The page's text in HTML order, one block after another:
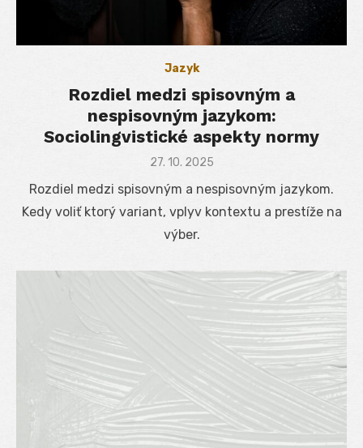
Jazyk
Rozdiel medzi spisovným a
nespisovným jazykom:
Sociolingvistické aspekty normy
Posted
27. 10. 2025
Rozdiel medzi spisovným a nespisovným jazykom.
Kedy voliť ktorý variant, vplyv kontextu a prestíže na
výber.